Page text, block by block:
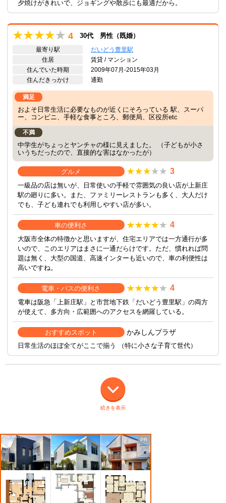
夕焼けがきれいで、ジョギングや散歩にも最適だから。
4 30代 男性（既婚）
最寄り駅
だいどう豊里駅
住居
賃貸 / マンション
住んでいた時期
2009年07月-2015年03月
住んだきっかけ
通勤
満足
およそ日常生活に必要なものが近くにそろっている 駅、スーパ
ー、コンビニ、手軽な食事ところ、郵便局、区役所etc
不満
中学生がちょっとヤンチャの様に見えました。 （子どもが小さ
いうちだったので、直接的な害はなかったが）
グルメ 3
一級品の店は無いが、日常使いの手軽で雰囲気の良い店が上新庄
駅の廻りに多い。また、ファミリーレストランも多く、大人だけ
でも、子ども連れでも利用しやすい店が多い。
車の便利さ 4
大阪市全体の特徴かと思いますが、住宅エリアでは一方通行が多
いので、このエリアはまさに一通だらけです。ただ、慣れれば問
題は無く、大型の国道、高速インターも近いので、車の利便性は
高いですね。
電車・バスの便利さ 4
電車は阪急「上新庄駅」と市営地下鉄「だいどう豊里駅」の両方
が使えて、多方向・広範囲へのアクセスを網羅している。
おすすめスポット かみしんプラザ
日常生活のほぼ全てがここで揃う （特に小さな子育て世代）
続きを表示